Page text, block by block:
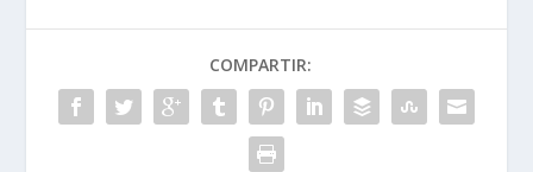
COMPARTIR: